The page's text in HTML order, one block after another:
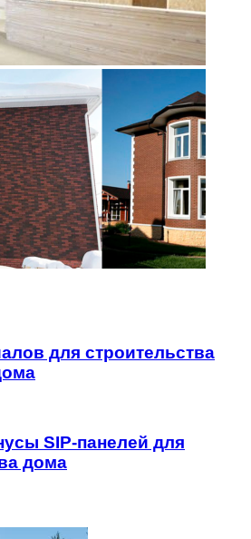
для строительства
SIP-панелей для
дома